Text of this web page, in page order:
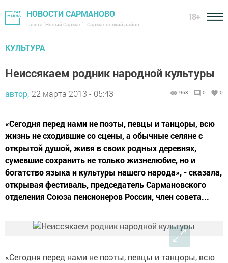
НОВОСТИ САРМАНОВО
Газета "Новый Сарман" - Сармановский район
18+
КУЛЬТУРА
Неиссякаем родник народной культуры
автор, 22 марта 2013 - 05:43 963 0 0
«Сегодня перед нами не поэты, певцы и танцоры, всю
жизнь не сходившие со сцены, а обычные селяне с
открытой душой, живя в своих родных деревнях,
сумевшие сохранить не только жизнелюбие, но и
богатство языка и культуры нашего народа», - сказала,
открывая фестиваль, председатель Сармановского
отделения Союза пенсионеров России, член совета...
«Сегодня перед нами не поэты, певцы и танцоры, всю